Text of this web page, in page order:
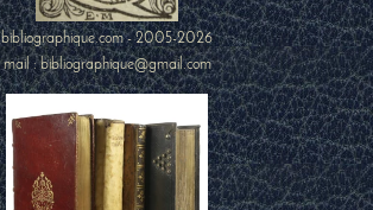
bibliographique.com - 2005-2026
mail : bibliographique@gmail.com